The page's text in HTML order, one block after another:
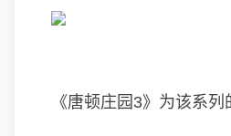
《唐顿庄园3》为该系列